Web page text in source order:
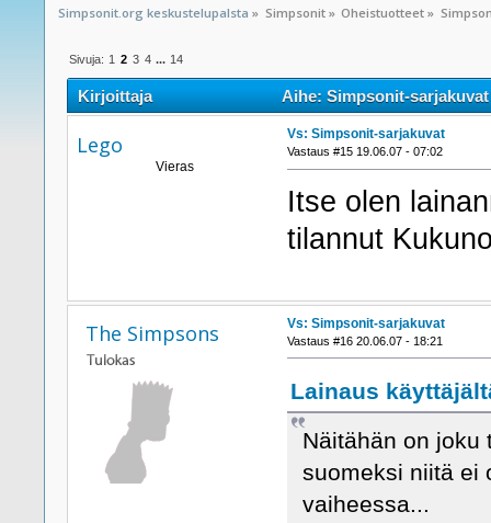
Simpsonit.org keskustelupalsta » Simpsonit» Oheistuotteet »
Sivuja: 1 2 3 4 ... 14
Kirjoittaja Aihe: Simpsonit-
Lego
Vieras
Vs: Simpsonit-sarjakuvat
Vastaus #15 19.06.07 - 07:02
Itse olen
tilannut
The Simpsons Vs: Simpsonit-sarjakuvat
Vastaus #16 20.06.07 - 18:21
Lainaus
Näitähän on joku
suomeksi niitä ei
vaiheessa...